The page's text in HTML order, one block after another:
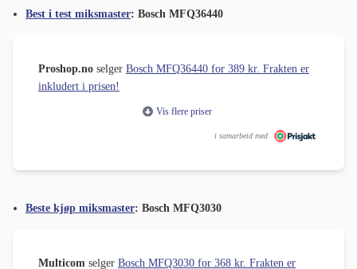
Best i test miksmaster: Bosch MFQ36440
Proshop.no selger Bosch MFQ36440 for 389 kr. Frakten er
inkludert i prisen!
Vis flere priser
i samarbeid med
Beste kjøp miksmaster: Bosch MFQ3030
Multicom selger Bosch MFQ3030 for 368 kr. Frakten er